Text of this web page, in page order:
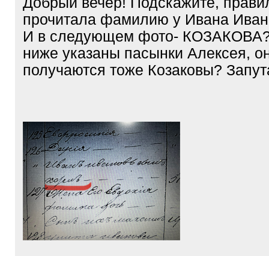
прочитала фамилию у Ивана
И в следующем фото-
ниже указаны пасынки Алексея,
получаются тоже Козаковы?